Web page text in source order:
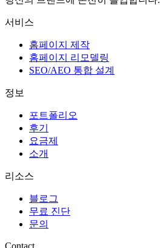
서비스
홈페이지 제작
홈페이지 리모델링
SEO/AEO 통합 설계
정보
포트폴리오
후기
요금제
소개
리소스
블로그
무료 진단
문의
Contact